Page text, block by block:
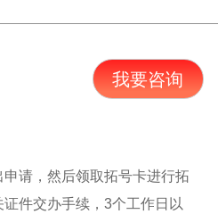
我要咨询
请，然后领取拓号卡进行拓
件交办手续，3个工作日以